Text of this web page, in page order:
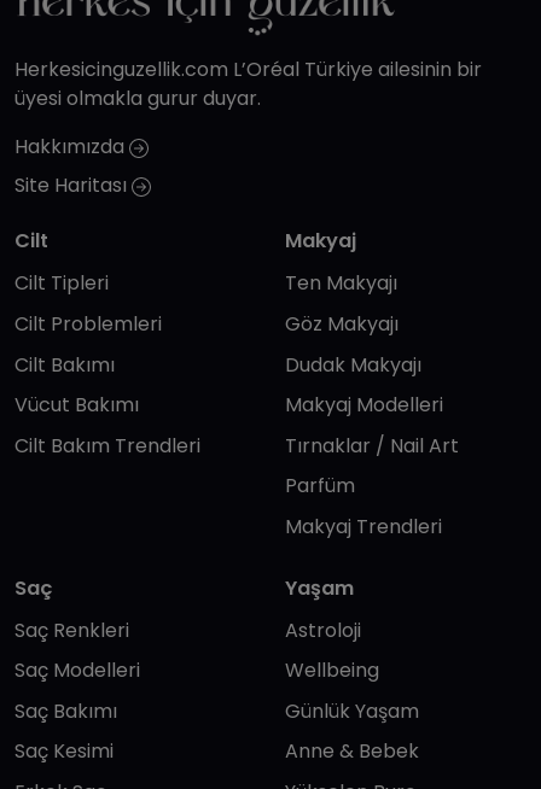
Herkesicinguzellik.com L’Oréal Türkiye ailesinin bir
üyesi olmakla gurur duyar.
Hakkımızda
Site Haritası
Cilt
Cilt Tipleri
Cilt Problemleri
Cilt Bakımı
Vücut Bakımı
Cilt Bakım Trendleri
Makyaj
Ten Makyajı
Göz Makyajı
Dudak Makyajı
Makyaj Modelleri
Tırnaklar / Nail Art
Parfüm
Makyaj Trendleri
Saç
Saç Renkleri
Saç Modelleri
Saç Bakımı
Saç Kesimi
Yaşam
Astroloji
Wellbeing
Günlük Yaşam
Anne & Bebek